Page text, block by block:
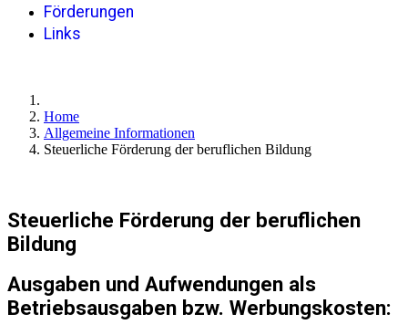
Förderungen
Links
Home
Allgemeine Informationen
Steuerliche Förderung der beruflichen Bildung
Steuerliche Förderung der beruflichen
Bildung
Ausgaben und Aufwendungen als
Betriebsausgaben bzw. Werbungskosten: